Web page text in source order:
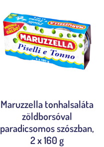
Maruzzella tonhalsaláta
zöldborsóval
paradicsomos szószban,
2 x 160 g